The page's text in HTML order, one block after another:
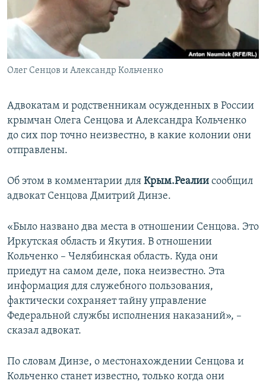
ПОБЕДИТЕЛЕЙ НЕ СУДЯТ?
КРЫМ.НЕПОКОРЕННЫЙ
ELIFBE
УКРАИНСКАЯ ПРОБЛЕМА КРЫМА
ПРИСОЕДИНЯЙТЕСЬ!
Олег Сенцов и Александр Кольченко
Адвокатам и родственникам осужденных в России
крымчан Олега Сенцова и Александра Кольченко
до сих пор точно неизвестно, в какие колонии они
отправлены.
Об этом в комментарии для Крым.Реалии сообщил
адвокат Сенцова Дмитрий Динзе.
«Было названо два места в отношении Сенцова. Это
Иркутская область и Якутия. В отношении
Кольченко – Челябинская область. Куда они
приедут на самом деле, пока неизвестно. Эта
информация для служебного пользования,
фактически сохраняет тайну управление
Федеральной службы исполнения наказаний», –
сказал адвокат.
По словам Динзе, о местонахождении Сенцова и
Кольченко станет известно, только когда они